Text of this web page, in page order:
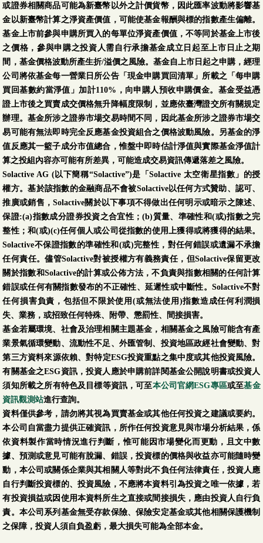
或證券相關商品可能為新臺幣以外之計價貨幣，因此匯率波動將影響基
金以新臺幣計算之淨資產價值，可能使基金報酬與標的指數產生偏離。
基金上市前參與申購所買入的每單位淨資產價值，不等同於基金上市後
之價格，參與申購之投資人需自行承擔基金成立日起至上市日止之期
間，基金價格波動所產生折/溢價之風險。基金自上市日起之申購，經理
公司將依基金每一營業日所公告「現金申購買回清單」所載之「每申購
買回基數約當淨值」加計110%，向申購人預收申購價金。基金受益憑
證上市後之買賣成交價格無升降幅度限制，並應依臺灣證交所有關規定
辦理。基金所涉之證券市場交易時間不同，因此基金所涉之證券市場交
易可能有無法即時完全反應基金投資組合之價格波動風險。另基金的淨
值反應其一籃子成分市值總合，惟盤中即時估計淨值與實際基金淨值計
算之投組內容亦可能有所差異，可能造成交易資訊傳遞落差之風險。
Solactive AG (以下簡稱“Solactive”)是「Solactive 太空衛星指數」的授
權方。基於該指數的金融商品不會被Solactive以任何方式贊助、認可、
推廣或銷售，Solactive關於以下事項不得做出任何明示或暗示之陳述、
保證:(a)指數成分證券投資之合宜性；(b)質量、準確性和(或)指數之完
整性；和(或)(c)任何個人或公司從指數的使用上獲得或將獲得的結果。
Solactive不保證指數的準確性和(或)完整性，對任何錯誤或遺漏不承擔
任何責任。儘管Solactive對被授權方有義務責任，但Solactive保留更改
關於指數和Solactive的計算或公佈方法，不負責與指數相關的任何計算
錯誤或任何有關指數發布的不正確性、延遲性或中斷性。Solactive不對
任何損害負責，包括但不限於使用(或無法使用)指數造成任何利潤損
失、業務，或招致任何特殊、附帶、懲罰性、間接損害。
基金若屬環境、社會及治理相關主題基金，相關基金之風險可能含有產
業景氣循環變動、流動性不足、外匯管制、投資地區政經社會變動、對
第三方資料來源依賴、對特定ESG投資重點之集中度或其他投資風險。
有關基金之ESG資訊，投資人應於申購前詳閱基金公開說明書或投資人
須知所載之所有特色及目標等資訊，可至本公司官網ESG專區或至基金
資訊觀測站進行查詢。
資料僅供參考，請勿將其視為買賣基金或其他任何投資之建議或要約。
本公司自當盡力提供正確資訊，所作任何投資意見與市場分析結果，係
依資料製作當時情況進行判斷，惟可能因市場變化而更動，且文中數
據、預測或意見可能有脫漏、錯誤，投資標的價格與收益亦可能隨時變
動，本公司或關係企業與其相關人等對此不負任何法律責任，投資人應
自行判斷投資標的、投資風險，不應將本資料引為投資之唯一依據，若
有投資損益或因使用本資料所生之直接或間接損失，應由投資人自行負
責。本公司系列基金無受存款保險、保險安定基金或其他相關保護機制
之保障，投資人須自負盈虧，最大損失可能為全部本金。